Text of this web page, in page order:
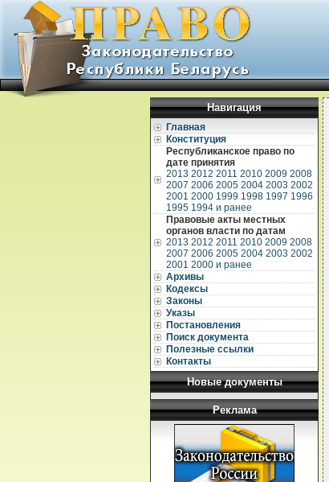
Навигация
Главная
Конституция
Республиканское право по
дате принятия
2013 2012 2011 2010 2009 2008
2007 2006 2005 2004 2003 2002
2001 2000 1999 1998 1997 1996
1995 1994 и ранее
Правовые акты местных
органов власти по датам
2013 2012 2011 2010 2009 2008
2007 2006 2005 2004 2003 2002
2001 2000 и ранее
Архивы
Кодексы
Законы
Указы
Постановления
Поиск документа
Полезные ссылки
Контакты
Новые документы
Реклама